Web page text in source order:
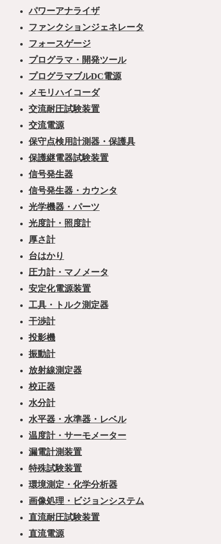
パワーアナライザ
ファンクションジェネレータ
フォースゲージ
プログラマ・開発ツール
プログラマブルDC電源
メモリハイコーダ
交流耐圧試験装置
交流電源
保守点検用計測器・保護具
保護継電器試験装置
信号発生器
信号発生器・カウンタ
光学機器・パーツ
光度計・照度計
厚さ計
台はかり
圧力計・マノメータ
安定化電源装置
工具・トルク測定器
干渉計
投影機
振動計
放射線測定器
校正器
水分計
水平器・水準器・レベル
温度計・サーモメーター
漏電計測装置
特殊試験装置
環境測定・化学分析器
画像処理・ビジョンシステム
直流耐圧試験装置
直流電源